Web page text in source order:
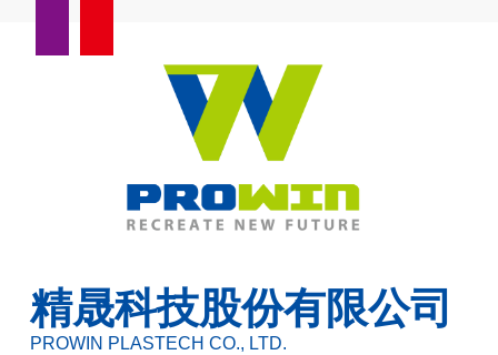
精晟科技股份有限公司
PROWIN PLASTECH CO., LTD.